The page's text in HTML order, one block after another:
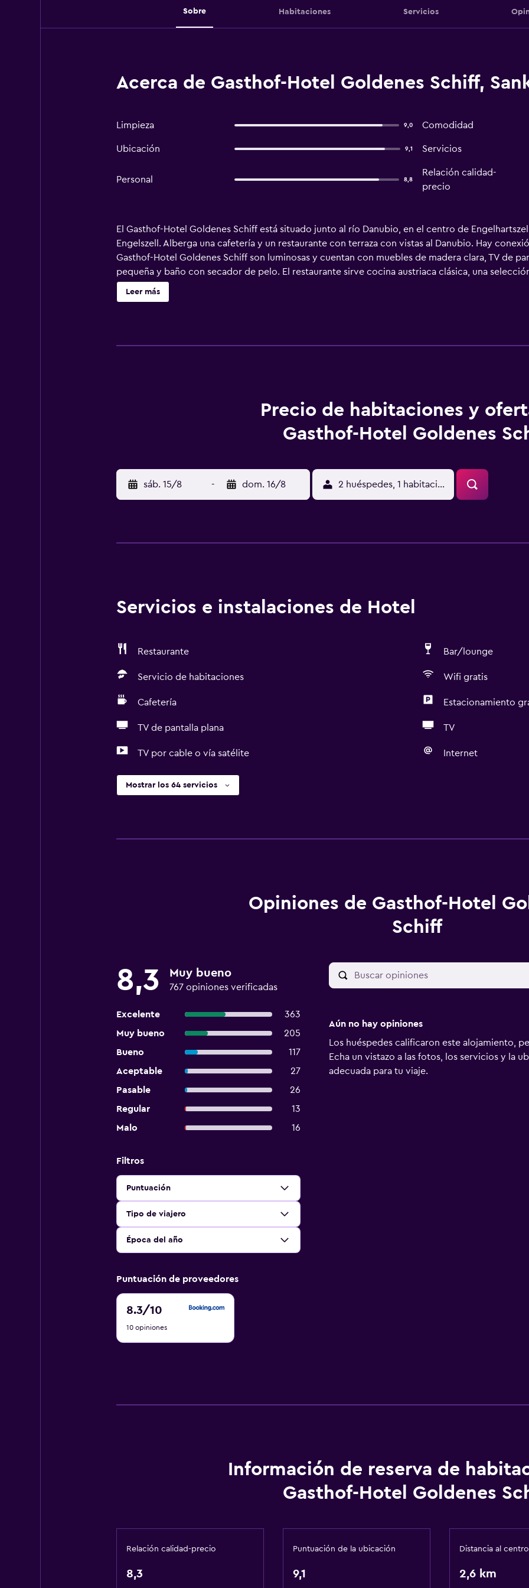
Sobre Habitaciones Servicios
Acerca de Gasthof-Hotel Goldenes Schiff,
Limpieza 9,0 Comodidad
Ubicación 9,1 Servicios
Personal 8,8
Relación calidad-
precio
El Gasthof-Hotel Goldenes Schiff está situado junto al río Danubio, en el centro de
Engelszell. Alberga una cafetería y un restaurante con terraza con vistas al Danubio. Hay
Gasthof-Hotel Goldenes Schiff son luminosas y cuentan con muebles de madera clara, TV de
pequeña y baño con secador de pelo. El restaurante sirve cocina austriaca clásica, una
caseros. Los huéspedes pueden jugar al billar y al futbolín. La ruta ciclista de Donauradweg y la
justo al lado. El muelle marítimo se encuentra a 5 minutos a pie. Hay pistas de tenis a 700
Leer más
Precio de habitaciones y
Gasthof-Hotel Goldenes
sáb. 15/8 - dom. 16/8 2 huéspedes, 1 habitación
Servicios e instalaciones de Hotel
Restaurante Bar/lounge
Servicio de habitaciones Wifi gratis
Cafetería Estacionamiento
TV de pantalla plana TV
TV por cable o vía satélite Internet
Mostrar los 64 servicios
Opiniones de Gasthof-Hotel
Schiff
8,3 Muy bueno
767 opiniones verificadas
Excelente
363
Muy bueno
205
Bueno
117
Aceptable
27
Pasable
26
Regular
13
Malo
16
Filtros
Puntuación
Tipo de viajero
Época del año
Puntuación de proveedores
8.3/10
8.3
10
10 opiniones
Aún no hay opiniones
Los huéspedes calificaron este alojamiento,
Echa un vistazo a las fotos, los servicios y la
adecuada para tu viaje.
Información de reserva de
Gasthof-Hotel Goldenes
Relación calidad-precio
8,3
Puntuación de la ubicación
9,1
Distancia al centro
2,6 km